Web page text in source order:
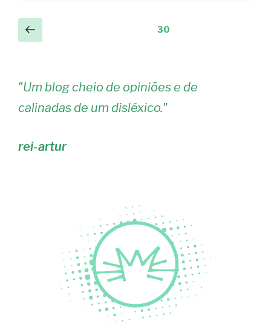
Navegação
de
Página
anterior
Página30
"Um blog cheio de opiniões e de
calinadas de um disléxico."
rei-artur